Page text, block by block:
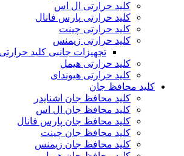
کلید حرارتی ال اس
کلید حرارتی پارس فانال
کلید حرارتی چینت
کلید حرارتی زیمنس
تجهیزات جانبی کلید
کلید حرارتی هیمل
کلید حرارتی هیوندای
کلید محافظ جان
کلید محافظ جان اشنایدر
کلید محافظ جان ال اس
کلید محافظ جان پارس فانال
کلید محافظ جان چینت
کلید محافظ جان زیمنس